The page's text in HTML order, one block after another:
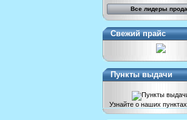
Все лидеры
Свежий прайс
Пункты выдачи
Узнайте о наших